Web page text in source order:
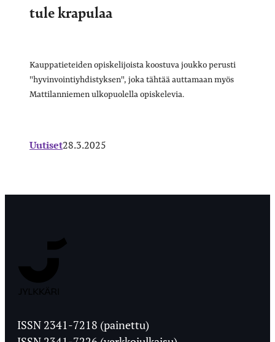
tule krapulaa
Kauppatieteiden opiskelijoista koostuva joukko perusti
"hyvinvointiyhdistyksen", joka tähtää auttamaan myös
Mattilanniemen ulkopuolella opiskelevia.
Uutiset28.3.2025
Ylioppilaslehti
ISSN 2341-7218 (painettu)